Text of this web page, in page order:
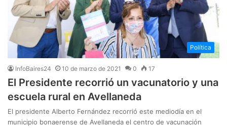
Política
InfoBaires24 10 de marzo de 2021 0 17
El Presidente recorrió un vacunatorio y una
escuela rural en Avellaneda
El presidente Alberto Fernández recorrió este mediodía en el
municipio bonaerense de Avellaneda el centro de vacunación